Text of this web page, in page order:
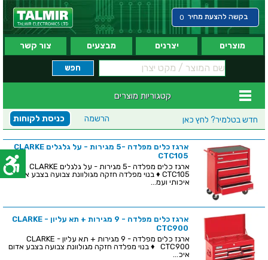
בקשה להצעת מחיר 0
מוצרים יצרנים מבצעים צור קשר
קטגוריות מוצרים
חדש בטלמיר? לחץ כאן כניסת לקוחות הרשמה
ארגז כלים מפלדה -5 מגירות - על גלגלים CLARKE
CTC105
ארגז כלים מפלדה -5 מגירות - על גלגלים CLARKE
CTC105 ♦ בנוי מפלדה חזקה מגולוונת צבועה בצבע אדום
איכותי ועמ...
ארגז כלים מפלדה - 9 מגירות + תא עליון - CLARKE
CTC900
ארגז כלים מפלדה - 9 מגירות + תא עליון - CLARKE
CTC900 ♦ בנוי מפלדה חזקה מגולוונת צבועה בצבע אדום
איכ...